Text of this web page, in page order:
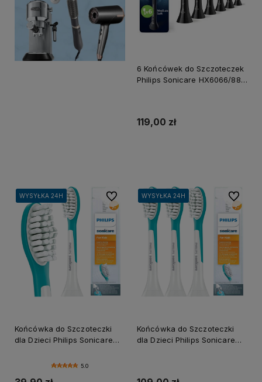
6 Końcówek do Szczoteczek
Philips Sonicare HX6066/88
119,00 zł
WYSYŁKA 24H
WYSYŁKA 24H
WYSYŁKA 24H
Końcówka do Szczoteczki
dla Dzieci Philips Sonicare
5.0
Do ulubionychWYSYŁKA 24H
WYSYŁKA 24H
WYSYŁKA 24H
Końcówka do Szczoteczki
dla Dzieci Philips Sonicare
Do